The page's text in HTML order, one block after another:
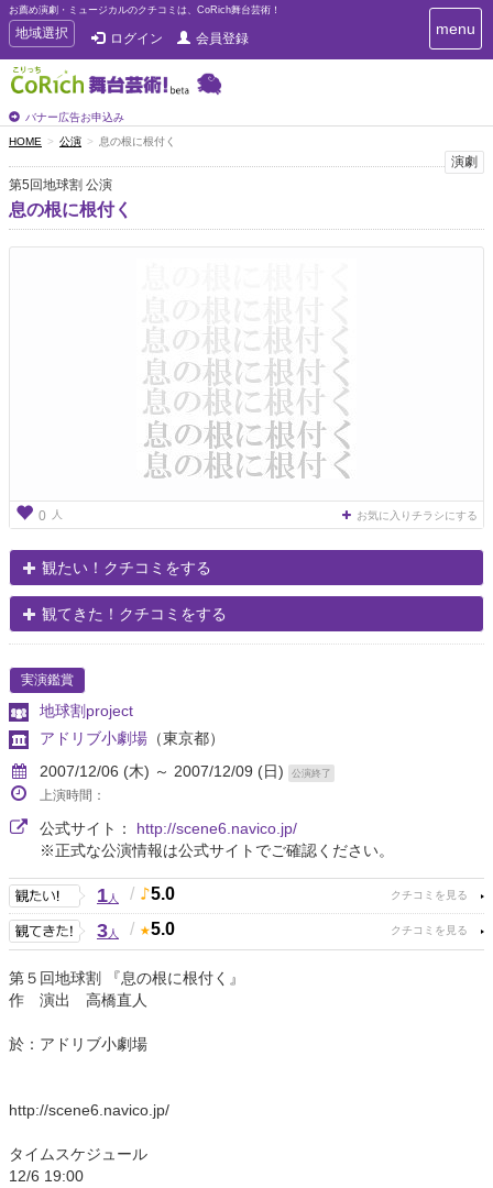
お薦め演劇・ミュージカルのクチコミは、CoRich舞台芸術！
T
o
g
g
e
n
a
v
i
g
地域選択 ログイン 会員登録
バナー広告お申込み
T
o
i
g
menu
HOME 公演 息の根に根付く
演劇
第5回地球割 公演
息の根に根付く
0 人 お気に入りチラシにする
観たい！クチコミをする
観てきた！クチコミをする
実演鑑賞
地球割project
アドリブ小劇場 （東京都）
2007/12/06 (木) ～ 2007/12/09 (日)
公演終了
上演時間：
公式サイト： http://scene6.navico.jp/
※正式な公演情報は公式サイトでご確認ください。
1人 / 5.0
3人 / 5.0
第５回地球割 『息の根に根付く』
作 演出 高橋直人
於：アドリブ小劇場
http://scene6.navico.jp/
タイムスケジュール
12/6 19:00